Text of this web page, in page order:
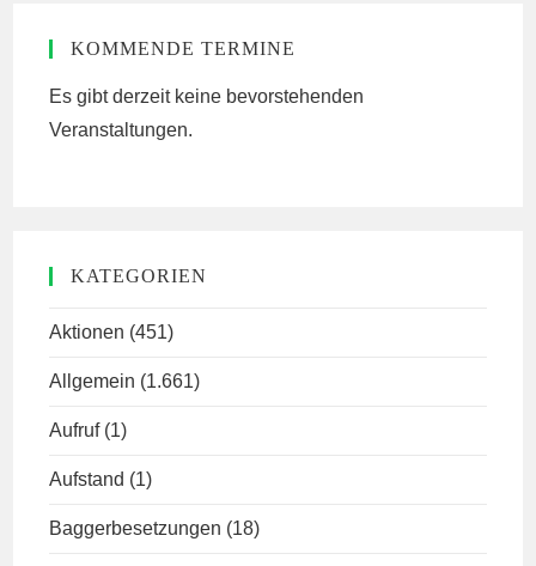
KOMMENDE TERMINE
Es gibt derzeit keine bevorstehenden
Veranstaltungen.
KATEGORIEN
Aktionen (451)
Allgemein (1.661)
Aufruf (1)
Aufstand (1)
Baggerbesetzungen (18)